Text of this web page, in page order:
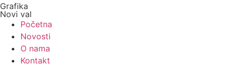
Grafika
Novi val
Početna
Novosti
O nama
Kontakt